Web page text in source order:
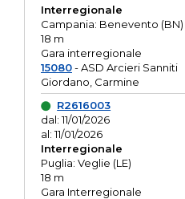
Interregionale
Campania: Benevento (BN)
18 m
Gara interregionale
15080- ASD Arcieri Sanniti
Giordano, Carmine
R2616003
dal: 11/01/2026
al: 11/01/2026
Interregionale
Puglia: Veglie (LE)
18 m
Gara Interregionale